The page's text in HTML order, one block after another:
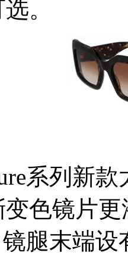
。
系列新
色镜片
腿末端